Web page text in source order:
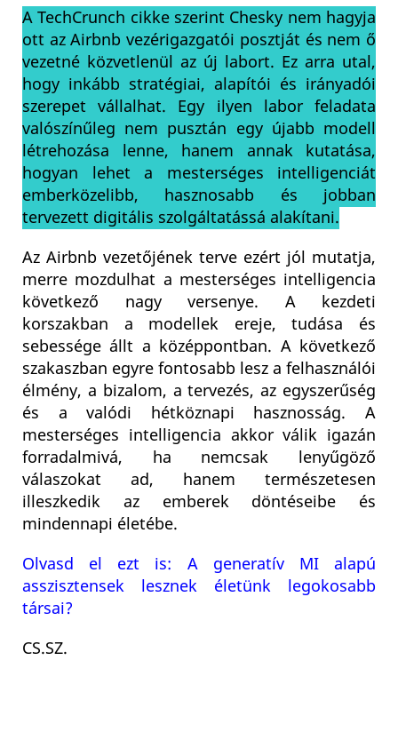
A TechCrunch cikke szerint Chesky nem hagyja
ott az Airbnb vezérigazgatói posztját és nem ő
vezetné közvetlenül az új labort. Ez arra utal,
hogy inkább stratégiai, alapítói és irányadói
szerepet vállalhat. Egy ilyen labor feladata
valószínűleg nem pusztán egy újabb modell
létrehozása lenne, hanem annak kutatása,
hogyan lehet a mesterséges intelligenciát
emberközelibb, hasznosabb és jobban
tervezett digitális szolgáltatássá alakítani.
Az Airbnb vezetőjének terve ezért jól mutatja,
merre mozdulhat a mesterséges intelligencia
következő nagy versenye. A kezdeti
korszakban a modellek ereje, tudása és
sebessége állt a középpontban. A következő
szakaszban egyre fontosabb lesz a felhasználói
élmény, a bizalom, a tervezés, az egyszerűség
és a valódi hétköznapi hasznosság. A
mesterséges intelligencia akkor válik igazán
forradalmivá, ha nemcsak lenyűgöző
válaszokat ad, hanem természetesen
illeszkedik az emberek döntéseibe és
mindennapi életébe.
Olvasd el ezt is: A generatív MI alapú
asszisztensek lesznek életünk legokosabb
társai?
CS.SZ.